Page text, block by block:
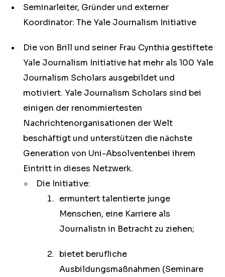
Seminarleiter, Gründer und externer
Koordinator: The Yale Journalism Initiative
Die von Brill und seiner Frau Cynthia gestiftete
Yale Journalism Initiative hat mehr als 100 Yale
Journalism Scholars ausgebildet und
motiviert. Yale Journalism Scholars sind bei
einigen der renommiertesten
Nachrichtenorganisationen der Welt
beschäftigt und unterstützen die nächste
Generation von Uni-Absolventenbei ihrem
Eintritt in dieses Netzwerk.
Die Initiative:
ermuntert talentierte junge
Menschen, eine Karriere als
Journalistn in Betracht zu ziehen;
bietet berufliche
Ausbildungsmaßnahmen (Seminare